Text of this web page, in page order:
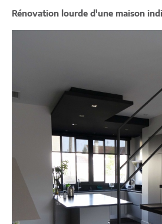
Rénovation lourde d'une maison